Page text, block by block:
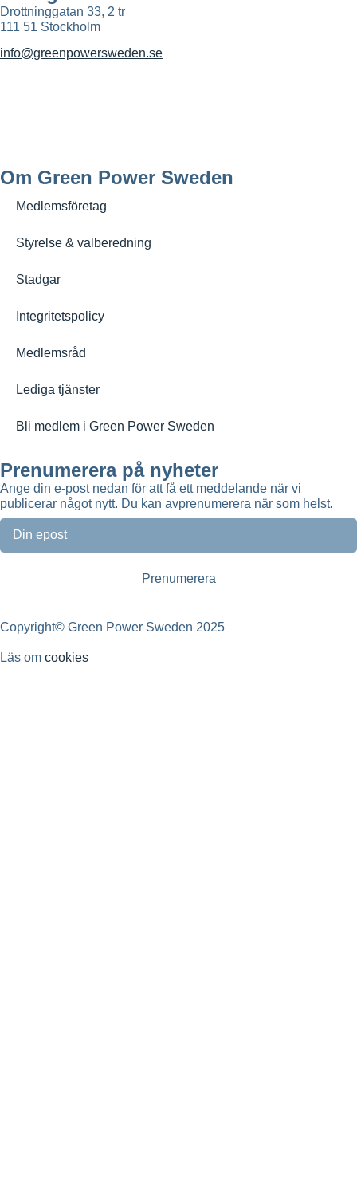
Drottninggatan 33, 2 tr
111 51 Stockholm
info@greenpowersweden.se
Om Green Power Sweden
Medlemsföretag
Styrelse & valberedning
Stadgar
Integritetspolicy
Medlemsråd
Lediga tjänster
Bli medlem i Green Power Sweden
Prenumerera på nyheter
Ange din e-post nedan för att få ett meddelande när vi
publicerar något nytt. Du kan avprenumerera när som helst.
Copyright© Green Power Sweden 2025
Läs om cookies